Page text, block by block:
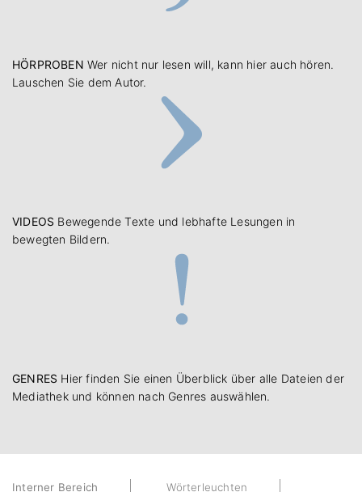
HÖRPROBEN Wer nicht nur lesen will, kann hier auch hören.
Lauschen Sie dem Autor.
VIDEOS Bewegende Texte und lebhafte Lesungen in
bewegten Bildern.
GENRES Hier finden Sie einen Überblick über alle Dateien der
Mediathek und können nach Genres auswählen.
Interner Bereich Wörterleuchten